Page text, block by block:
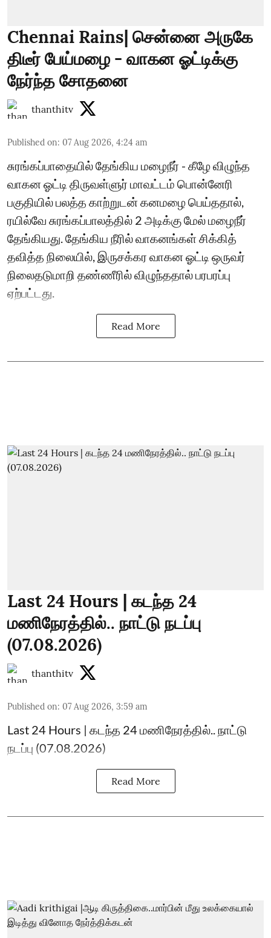
Chennai Rains| சென்னை அருகே
திடீர் பேய்மழை - வாகன ஓட்டிக்கு
நேர்ந்த சோதனை
thanthitv
Published on: 07 Aug 2026, 4:24 am
சுரங்கப்பாதையில் தேங்கிய மழைநீர் - கீழே விழுந்த
வாகன ஓட்டி திருவள்ளுர் மாவட்டம் பொன்னேரி
பகுதியில் பலத்த காற்றுடன் கனமழை பெய்ததால்,
ரயில்வே சுரங்கப்பாலத்தில் 2 அடிக்கு மேல் மழைநீர்
தேங்கியது. தேங்கிய நீரில் வாகனங்கள் சிக்கித்
தவித்த நிலையில், இருசக்கர வாகன ஓட்டி ஒருவர்
நிலைதடுமாறி தண்ணீரில் விழுந்ததால் பரபரப்பு
ஏற்பட்டது.
Read More
Last 24 Hours | கடந்த 24
மணிநேரத்தில்.. நாட்டு நடப்பு
(07.08.2026)
thanthitv
Published on: 07 Aug 2026, 3:59 am
Last 24 Hours | கடந்த 24 மணிநேரத்தில்.. நாட்டு
நடப்பு (07.08.2026)
Read More